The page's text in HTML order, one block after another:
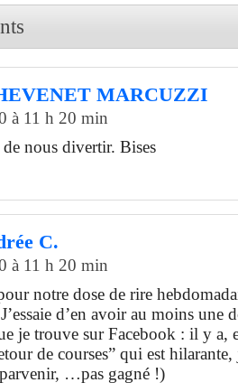
MARCUZZI
à 11 h 20 min
nous divertir. Bises
C.
à 11 h 20 min
notre dose de rire
d’en avoir au moins une
je trouve sur Facebook : il y a,
de courses” qui est hilarante,
…pas gagné !)